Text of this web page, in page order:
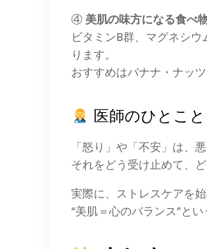
④美肌の味方になる食べ
ビタミンB群、マグネシ
ります。
おすすめはバナナ・ナッ
医師のひとこと
「怒り」や「不安」は、
それをどう受け止めて、
実際に、ストレスケアを
“美肌＝心のバランス”と